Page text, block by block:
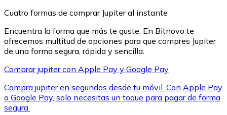
XRP
XRP
Cuatro formas de comprar Jupiter al instante
Encuentra la forma que más te guste. En Bitnovo te
ofrecemos multitud de opciones para que compres Jupiter
de una forma segura, rápida y sencilla.
Comprar jupiter con Apple Pay y Google Pay
Compra jupiter en segundos desde tu móvil. Con Apple Pay
o Google Pay, solo necesitas un toque para pagar de forma
segura.